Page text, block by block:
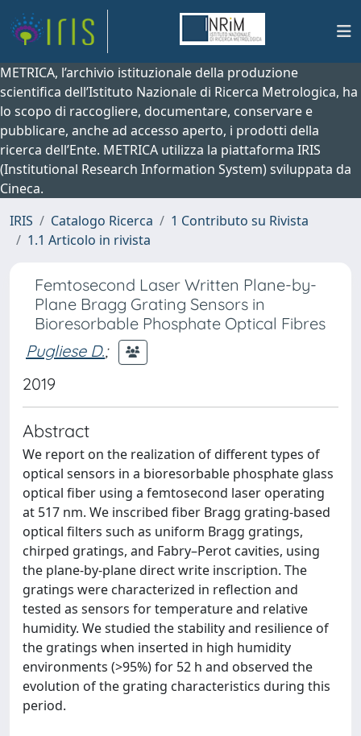
METRICA, l’archivio istituzionale della produzione
scientifica dell’Istituto Nazionale di Ricerca Metrologica, ha
lo scopo di raccogliere, documentare, conservare e
pubblicare, anche ad accesso aperto, i prodotti della
ricerca dell’Ente. METRICA utilizza la piattaforma IRIS
(Institutional Research Information System) sviluppata da
Cineca.
IRIS
Catalogo Ricerca
1 Contributo su Rivista
1.1 Articolo in rivista
Femtosecond Laser Written Plane-by-
Plane Bragg Grating Sensors in
Bioresorbable Phosphate Optical Fibres
Pugliese D.;
2019
Abstract
We report on the realization of different types of
optical sensors in a bioresorbable phosphate glass
optical fiber using a femtosecond laser operating
at 517 nm. We inscribed fiber Bragg grating-based
optical filters such as uniform Bragg gratings,
chirped gratings, and Fabry–Perot cavities, using
the plane-by-plane direct write inscription. The
gratings were characterized in reflection and
tested as sensors for temperature and relative
humidity. We studied the stability and resilience of
the gratings when inserted in high humidity
environments (>95%) for 52 h and observed the
evolution of the grating characteristics during this
period.